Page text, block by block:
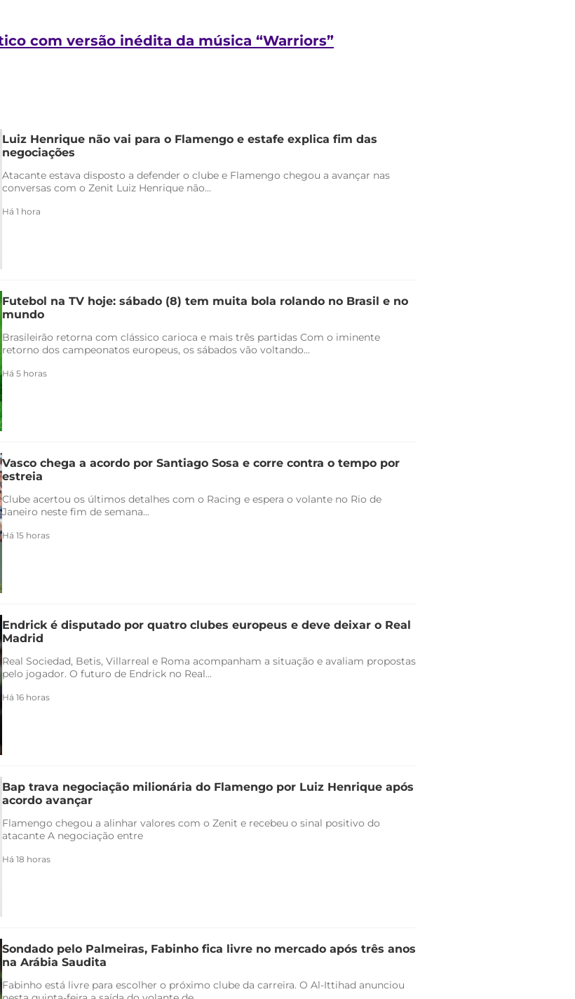
com versão inédita da música “Warriors”
Luiz Henrique não vai para o Flamengo e estafe explica fim das
negociações
Atacante estava disposto a defender o clube e Flamengo chegou a avançar nas
conversas com o Zenit Luiz Henrique não...
Há 1 hora
Futebol na TV hoje: sábado (8) tem muita bola rolando no Brasil e no
mundo
Brasileirão retorna com clássico carioca e mais três partidas Com o iminente
retorno dos campeonatos europeus, os sábados vão voltando...
Há 5 horas
Vasco chega a acordo por Santiago Sosa e corre contra o tempo por
estreia
Clube acertou os últimos detalhes com o Racing e espera o volante no Rio de
Janeiro neste fim de semana...
Há 15 horas
Endrick é disputado por quatro clubes europeus e deve deixar o Real
Madrid
Real Sociedad, Betis, Villarreal e Roma acompanham a situação e avaliam propostas
pelo jogador. O futuro de Endrick no Real...
Há 16 horas
Bap trava negociação milionária do Flamengo por Luiz Henrique após
acordo avançar
Flamengo chegou a alinhar valores com o Zenit e recebeu o sinal positivo do
atacante A negociação entre
Há 18 horas
Sondado pelo Palmeiras, Fabinho fica livre no mercado após três anos
na Arábia Saudita
Fabinho está livre para escolher o próximo clube da carreira. O Al-Ittihad anunciou